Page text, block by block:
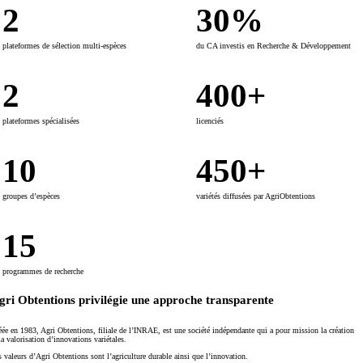
2
plateformes de sélection multi-espèces
30%
du CA investis en Recherche & Développement
2
plateformes spécialisées
400+
licenciés
10
groupes d’espèces
450+
variétés diffusées par AgriObtentions
15
programmes de recherche
Obtentions privilégie une approche transparente
en 1983, Agri Obtentions, filiale de l’INRAE, est une société indépendante qui a pour mission la création
valorisation d’innovations variétales.
valeurs d’Agri Obtentions sont l’agriculture durable ainsi que l’innovation.